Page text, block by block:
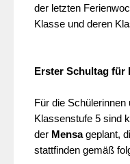
der letzten
Klasse und deren
Erster Schultag für
Für die
Klassenstufe 5 sind
der Mensageplant,
stattfinden gemäß